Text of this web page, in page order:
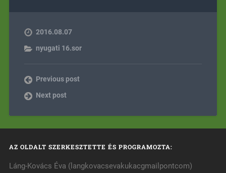
2016.08.07
nyugati 16.sor
Previous post
Next post
AZ OLDALT SZERKESZTETTE ÉS PROGRAMOZTA:
Láng-Kovács Éva (langkovacsevakukacgmailpontcom)